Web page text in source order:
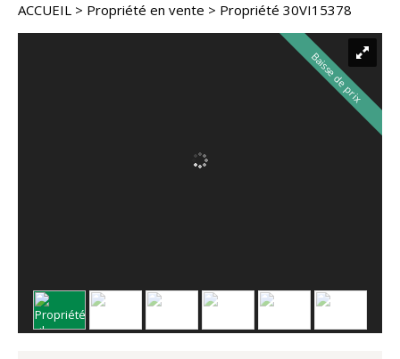
ACCUEIL > Propriété en vente > Propriété 30VI15378
Baisse de prix